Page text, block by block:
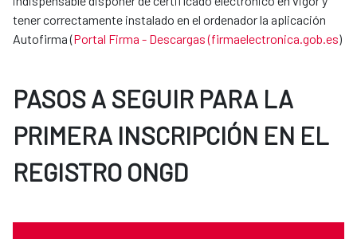
tener correctamente instalado en el ordenador la aplicación
Autofirma (Portal Firma - Descargas (firmaelectronica.gob.es)
PASOS A SEGUIR PARA LA
PRIMERA INSCRIPCIÓN EN EL
REGISTRO ONGD